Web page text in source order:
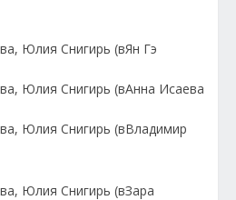
Ян Гэ
Анна Исаева
Владимир
Зара